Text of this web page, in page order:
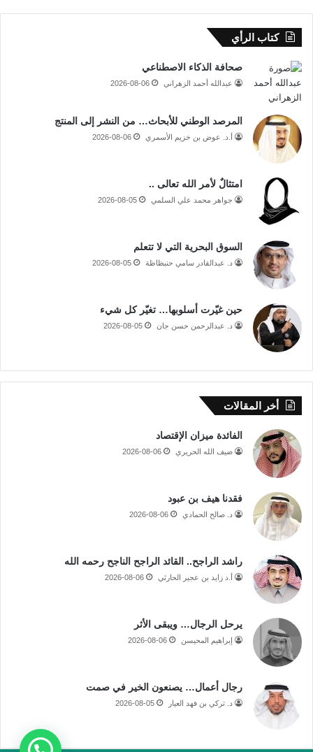
كتاب الرأي
صحافة الذكاء الاصطناعي
عبدالله أحمد الزهراني 2026-08-06
المرصد الوطني للأبحاث… من النشر إلى المنتج
أ.د. عوض بن خزيم الأسمري 2026-08-06
امتثالٌ لأمر الله تعالى ..
جواهر محمد علي السلمي 2026-08-05
السوق البحرية التي لا تتعلم
د. عبدالقادر سامي حنبظاظة 2026-08-05
حين غيّرت أسلوبها… تغيّر كل شيء
د. عبدالرحمن حسن جان 2026-08-05
أخر المقالات
الفائدة ميزان الإقتصاد
ضيف الله الحريري 2026-08-06
فقدنا هيف بن عبود
د. صالح الحمادي 2026-08-06
راشد الراجح.. القائد الراجح الناجح رحمه الله
أ.د زايد بن عجير الحارثي 2026-08-06
يرحل الرجال… ويبقى الأثر
إبراهيم المحيسن 2026-08-06
رجال أعمال… يصنعون الخير في صمت
د. تركي بن فهد العيار 2026-08-05